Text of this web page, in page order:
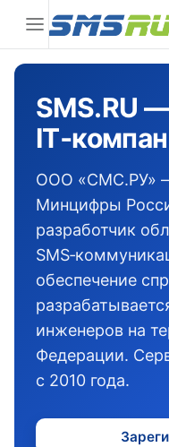
SMS.RU
ООО «СМС.РУ» —
Минцифры
разработчик
обеспечение
инженеров на
Федерации.
с 2010 года.